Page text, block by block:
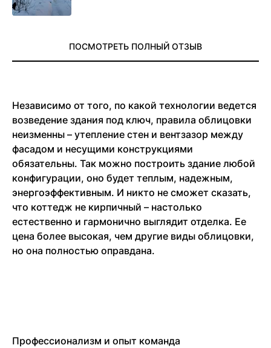
ПОСМОТРЕТЬ ПОЛНЫЙ ОТЗЫВ
Независимо от того, по какой технологии ведется
возведение здания под ключ, правила облицовки
неизменны – утепление стен и вентзазор между
фасадом и несущими конструкциями
обязательны. Так можно построить здание любой
конфигурации, оно будет теплым, надежным,
энергоэффективным. И никто не сможет сказать,
что коттедж не кирпичный – настолько
естественно и гармонично выглядит отделка. Ее
цена более высокая, чем другие виды облицовки,
но она полностью оправдана.
Профессионализм и опыт команда